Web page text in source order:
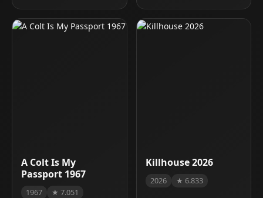
A Colt Is My
Passport 1967
1967 ★ 7.051
Killhouse 2026
2026 ★ 6.833